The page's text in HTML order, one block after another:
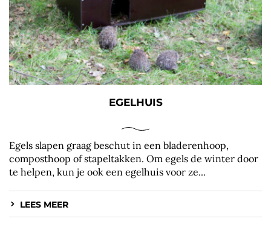
EGELHUIS
Egels slapen graag beschut in een bladerenhoop,
composthoop of stapeltakken. Om egels de winter door
te helpen, kun je ook een egelhuis voor ze...
LEES MEER